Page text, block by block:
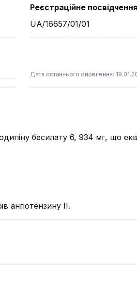
Реєстраційне посвідчення
UA/16657/01/01
Дата останнього оновлення:
бесилату 6, 934 мг, що
ангіотензину ІІ.